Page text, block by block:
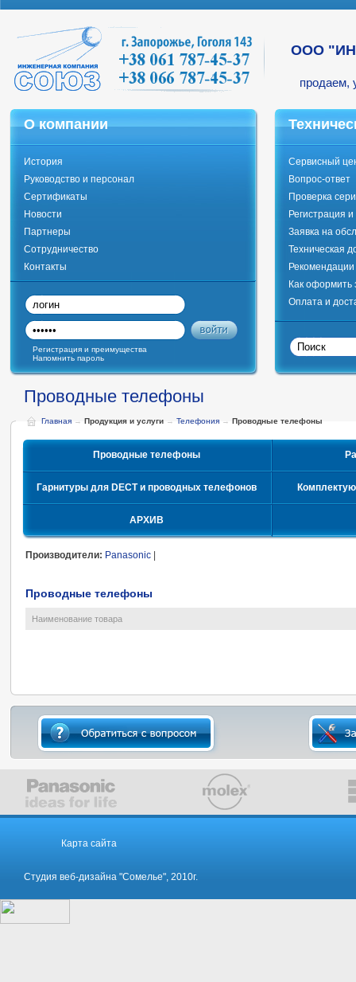
ООО
продаем,
О компании
История
Руководство и персонал
Сертификаты
Новости
Партнеры
Сотрудничество
Контакты
Сервисный
Вопрос-ответ
Проверка
Регистрация
Заявка на
Техническая
Как оформить
Оплата и
Регистрация и преимущества
Напомнить пароль
Проводные телефоны
Главная → Продукция и услуги → Телефония → Проводные телефоны
Проводные телефоны
Гарнитуры для DECT и проводных телефонов
АРХИВ
Производители: Panasonic
Проводные телефоны
Наименование товара
Карта сайта
Студия веб-дизайна "Сомелье", 2010г.